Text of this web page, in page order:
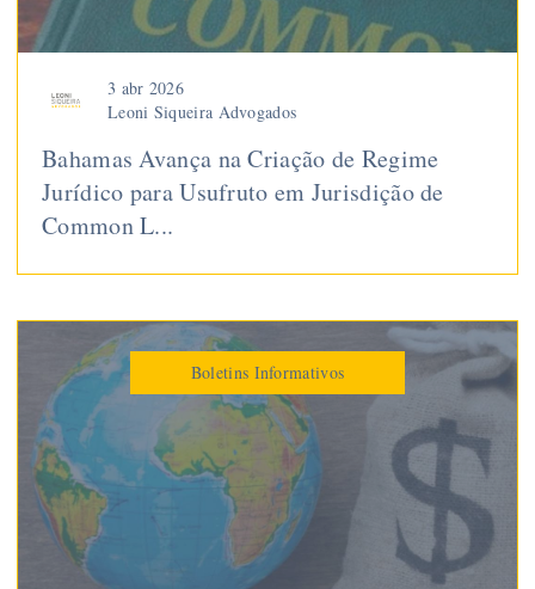
3 abr 2026
Leoni Siqueira Advogados
Bahamas Avança na Criação de Regime
Jurídico para Usufruto em Jurisdição de
Common L...
Boletins Informativos